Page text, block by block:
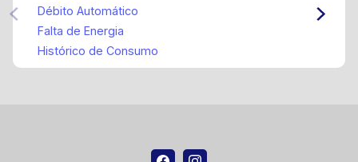
Débito Automático
Falta de Energia
Histórico de Consumo